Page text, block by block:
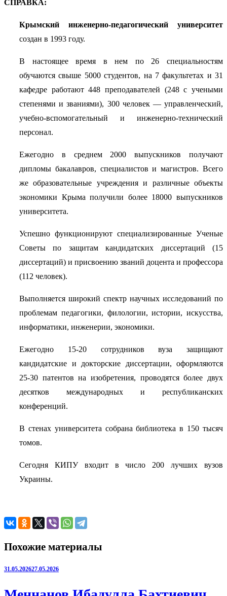
СПРАВКА:
Крымский инженерно-педагогический университет
создан в 1993 году.
В настоящее время в нем по 26 специальностям
обучаются свыше 5000 студентов, на 7 факультетах и 31
кафедре работают 448 преподавателей (248 с учеными
степенями и званиями), 300 человек — управленческий,
учебно-вспомогательный и инженерно-технический
персонал.
Ежегодно в среднем 2000 выпускников получают
дипломы бакалавров, специалистов и магистров. Всего
же образовательные учреждения и различные объекты
экономики Крыма получили более 18000 выпускников
университета.
Успешно функционируют специализированные Ученые
Советы по защитам кандидатских диссертаций (15
диссертаций) и присвоению званий доцента и профессора
(112 человек).
Выполняется широкий спектр научных исследований по
проблемам педагогики, филологии, истории, искусства,
информатики, инженерии, экономики.
Ежегодно 15-20 сотрудников вуза защищают
кандидатские и докторские диссертации, оформляются
25-30 патентов на изобретения, проводятся более двух
десятков международных и республиканских
конференций.
В стенах университета собрана библиотека в 150 тысяч
томов.
Сегодня КИПУ входит в число 200 лучших вузов
Украины.
Похожие материалы
31.05.202627.05.2026